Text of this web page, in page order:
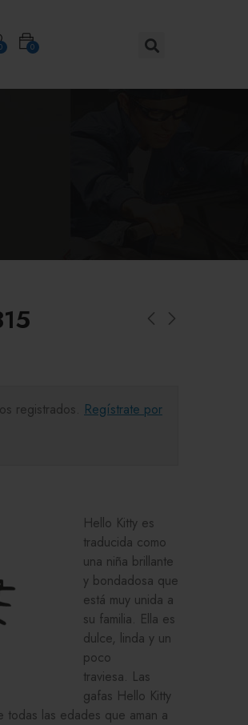
0
registrados. Regístrate por
Hello Kitty es
traducida como
una niña brillante
y bondadosa que
está muy unida a
su familia. Ella es
dulce, linda y un
poco
traviesa. Las
gafas Hello Kitty
todas las edades que aman a